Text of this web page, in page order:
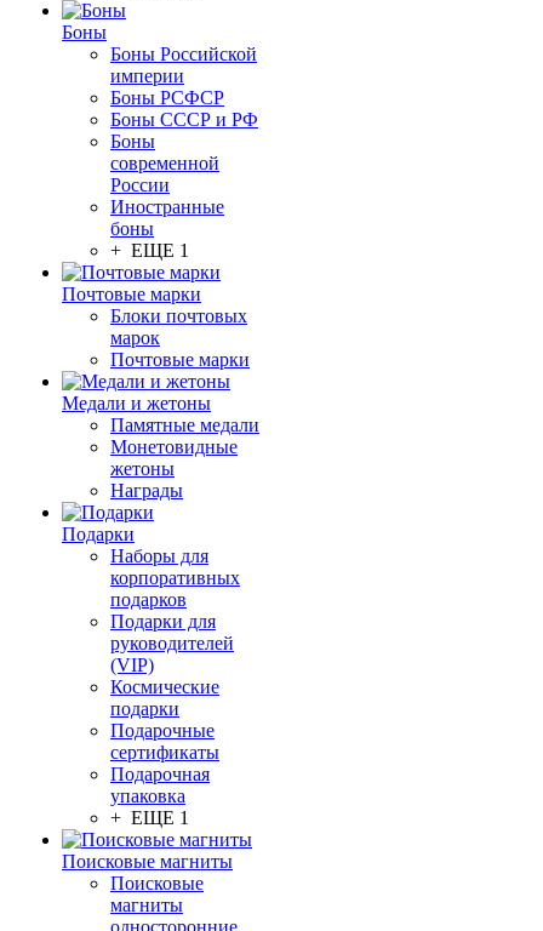
Боны
Боны Российской
империи
Боны РСФСР
Боны СССР и РФ
Боны
современной
России
Иностранные
боны
+ ЕЩЕ 1
Почтовые марки
Блоки почтовых
марок
Почтовые марки
Медали и жетоны
Памятные медали
Монетовидные
жетоны
Награды
Подарки
Наборы для
корпоративных
подарков
Подарки для
руководителей
(VIP)
Космические
подарки
Подарочные
сертификаты
Подарочная
упаковка
+ ЕЩЕ 1
Поисковые магниты
Поисковые
магниты
односторонние